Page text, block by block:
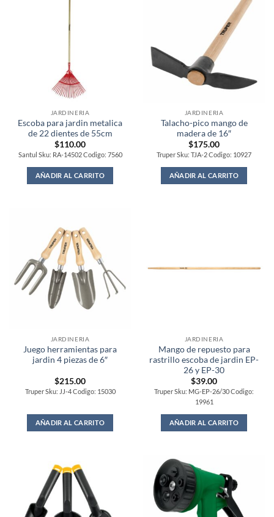
JARDINERIA
Escoba para jardin metalica
de 22 dientes de 55cm
$110.00
Santul Sku: RA-14502 Codigo: 7560
AÑADIR AL CARRITO
JARDINERIA
Talacho-pico mango de
madera de 16″
$175.00
Truper Sku: TJA-2 Codigo: 10927
AÑADIR AL CARRITO
JARDINERIA
Juego herramientas para
jardin 4 piezas de 6″
$215.00
Truper Sku: JJ-4 Codigo: 15030
AÑADIR AL CARRITO
JARDINERIA
Mango de repuesto para
rastrillo escoba de jardin EP-
26 y EP-30
$39.00
Truper Sku: MG-EP-26/30 Codigo:
19961
AÑADIR AL CARRITO